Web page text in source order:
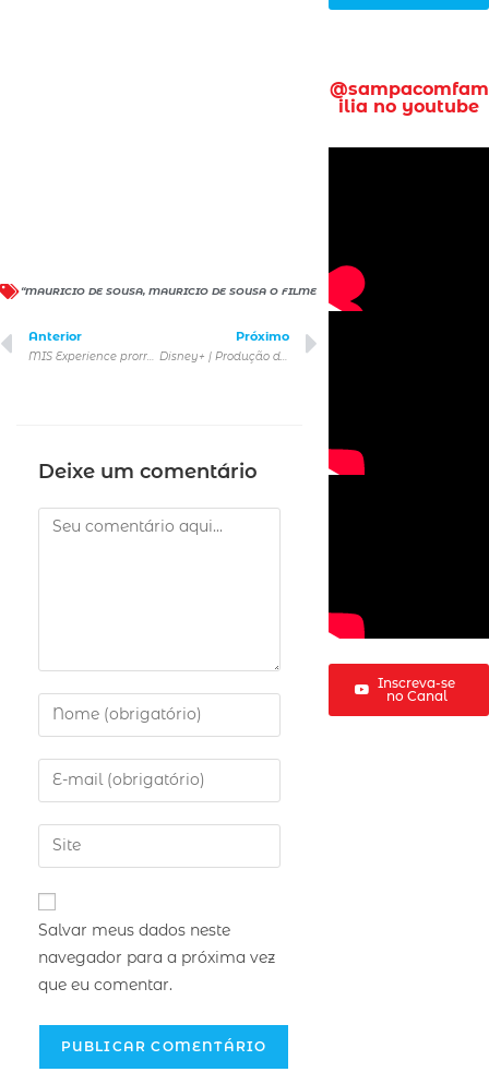
“MAURICIO DE SOUSA, MAURICIO DE SOUSA O FILME
Anterior Próximo
Disney+ | Produção de Sonhos – O que esperar da nova série
Deixe um comentário
Salvar meus dados neste
navegador para a próxima vez
que eu comentar.
@sampacomfam
ilia no youtube
Inscreva-se
no Canal